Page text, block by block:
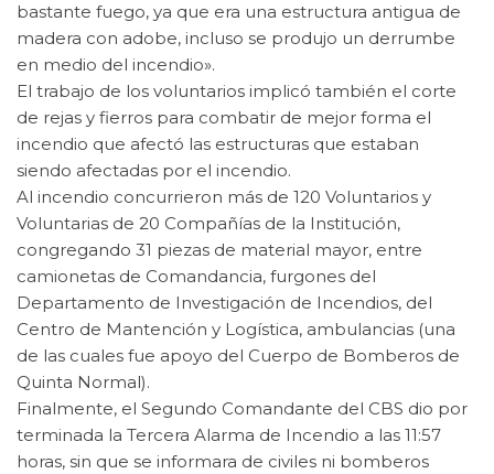
bastante fuego, ya que era una estructura antigua de
madera con adobe, incluso se produjo un derrumbe
en medio del incendio».
El trabajo de los voluntarios implicó también el corte
de rejas y fierros para combatir de mejor forma el
incendio que afectó las estructuras que estaban
siendo afectadas por el incendio.
Al incendio concurrieron más de 120 Voluntarios y
Voluntarias de 20 Compañías de la Institución,
congregando 31 piezas de material mayor, entre
camionetas de Comandancia, furgones del
Departamento de Investigación de Incendios, del
Centro de Mantención y Logística, ambulancias (una
de las cuales fue apoyo del Cuerpo de Bomberos de
Quinta Normal).
Finalmente, el Segundo Comandante del CBS dio por
terminada la Tercera Alarma de Incendio a las 11:57
horas, sin que se informara de civiles ni bomberos